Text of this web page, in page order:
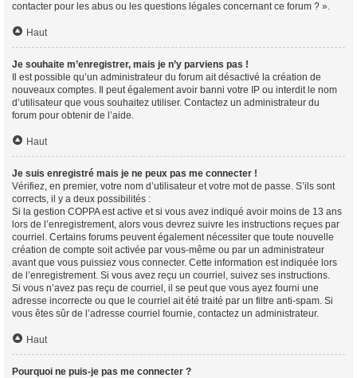
contacter pour les abus ou les questions légales concernant ce forum ? ».
Haut
Je souhaite m’enregistrer, mais je n’y parviens pas !
Il est possible qu’un administrateur du forum ait désactivé la création de
nouveaux comptes. Il peut également avoir banni votre IP ou interdit le nom
d’utilisateur que vous souhaitez utiliser. Contactez un administrateur du
forum pour obtenir de l’aide.
Haut
Je suis enregistré mais je ne peux pas me connecter !
Vérifiez, en premier, votre nom d’utilisateur et votre mot de passe. S’ils sont
corrects, il y a deux possibilités :
Si la gestion COPPA est active et si vous avez indiqué avoir moins de 13 ans
lors de l’enregistrement, alors vous devrez suivre les instructions reçues par
courriel. Certains forums peuvent également nécessiter que toute nouvelle
création de compte soit activée par vous-même ou par un administrateur
avant que vous puissiez vous connecter. Cette information est indiquée lors
de l’enregistrement. Si vous avez reçu un courriel, suivez ses instructions.
Si vous n’avez pas reçu de courriel, il se peut que vous ayez fourni une
adresse incorrecte ou que le courriel ait été traité par un filtre anti-spam. Si
vous êtes sûr de l’adresse courriel fournie, contactez un administrateur.
Haut
Pourquoi ne puis-je pas me connecter ?